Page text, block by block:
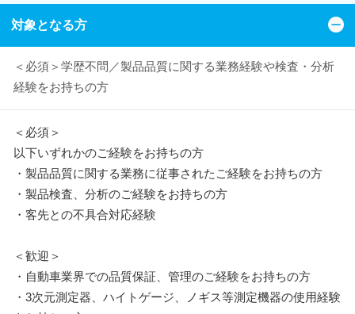
対象となる方
＜必須＞学歴不問／製品品質に関する業務経験や検査・分析
経験をお持ちの方
＜必須＞
以下いずれかのご経験をお持ちの方
・製品品質に関する業務に従事されたご経験をお持ちの方
・製品検査、分析のご経験をお持ちの方
・客先との不具合対応経験
＜歓迎＞
・自動車業界での品質保証、管理のご経験をお持ちの方
・3次元測定器、ハイトゲージ、ノギス等測定機器の使用経験